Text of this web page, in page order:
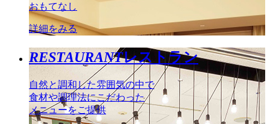
おもてなし
詳細をみる
RESTAURANTレストラン
自然と調和した雰囲気の中で
食材や調理法にこだわった
メニューをご提供